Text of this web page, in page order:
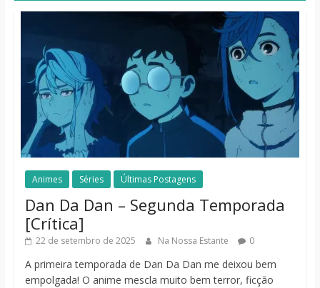
Animes Séries Últimas Postagens
Dan Da Dan – Segunda Temporada
[Crítica]
22 de setembro de 2025 Na Nossa Estante 0
A primeira temporada de Dan Da Dan me deixou bem
empolgada! O anime mescla muito bem terror, ficção